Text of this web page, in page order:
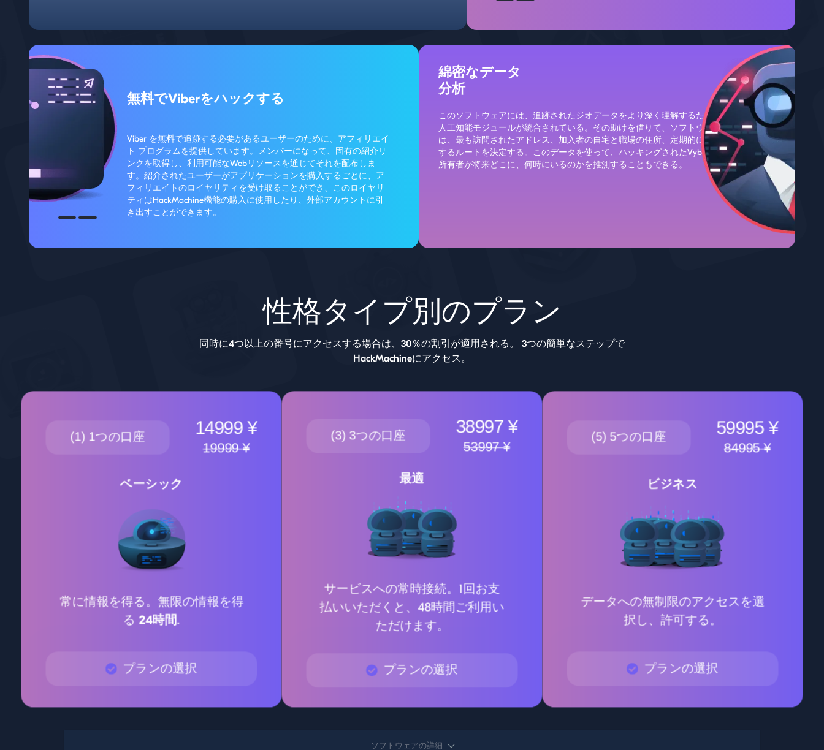
無料でViberをハックする
Viber を無料で追跡する必要があるユーザーのために、アフィリエイ
ト プログラムを提供しています。メンバーになって、固有の紹介リ
ンクを取得し、利用可能なWebリソースを通じてそれを配布しま
す。紹介されたユーザーがアプリケーションを購入するごとに、ア
フィリエイトのロイヤリティを受け取ることができ、このロイヤリ
ティはHackMachine機能の購入に使用したり、外部アカウントに引
き出すことができます。
綿密なデータ
分析
このソフトウェアには、追跡されたジオデータをより深く理解するための
人工知能モジュールが統合されている。その助けを借りて、ソフトウェア
は、最も訪問されたアドレス、加入者の自宅と職場の住所、定期的に移動
するルートを決定する。このデータを使って、ハッキングされたVyberの
所有者が将来どこに、何時にいるのかを推測することもできる。
性格タイプ別のプラン
同時に4つ以上の番号にアクセスする場合は、30％の割引が適用される。 3つの簡単なステップで
HackMachineにアクセス。
(1) 1つの口座 14999 ¥
19999 ¥
ベーシック
常に情報を得る。無限の情報を得
る 24時間.
プランの選択
(3) 3つの口座 38997 ¥
53997 ¥
最適
サービスへの常時接続。1回お支
払いいただくと、48時間ご利用い
ただけます。
プランの選択
(5) 5つの口座 59995 ¥
84995 ¥
ビジネス
データへの無制限のアクセスを選
択し、許可する。
プランの選択
ソフトウェアの詳細